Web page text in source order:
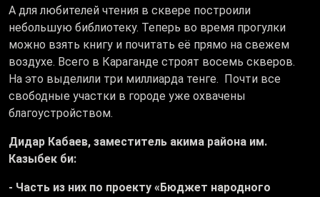
А для любителей чтения в сквере построили
небольшую библиотеку. Теперь во время прогулки
можно взять книгу и почитать её прямо на свежем
воздухе. Всего в Караганде строят восемь скверов.
На это выделили три миллиарда тенге. Почти все
свободные участки в городе уже охвачены
благоустройством.
Дидар Кабаев, заместитель акима района им.
Казыбек би:
- Часть из них по проекту «Бюджет народного